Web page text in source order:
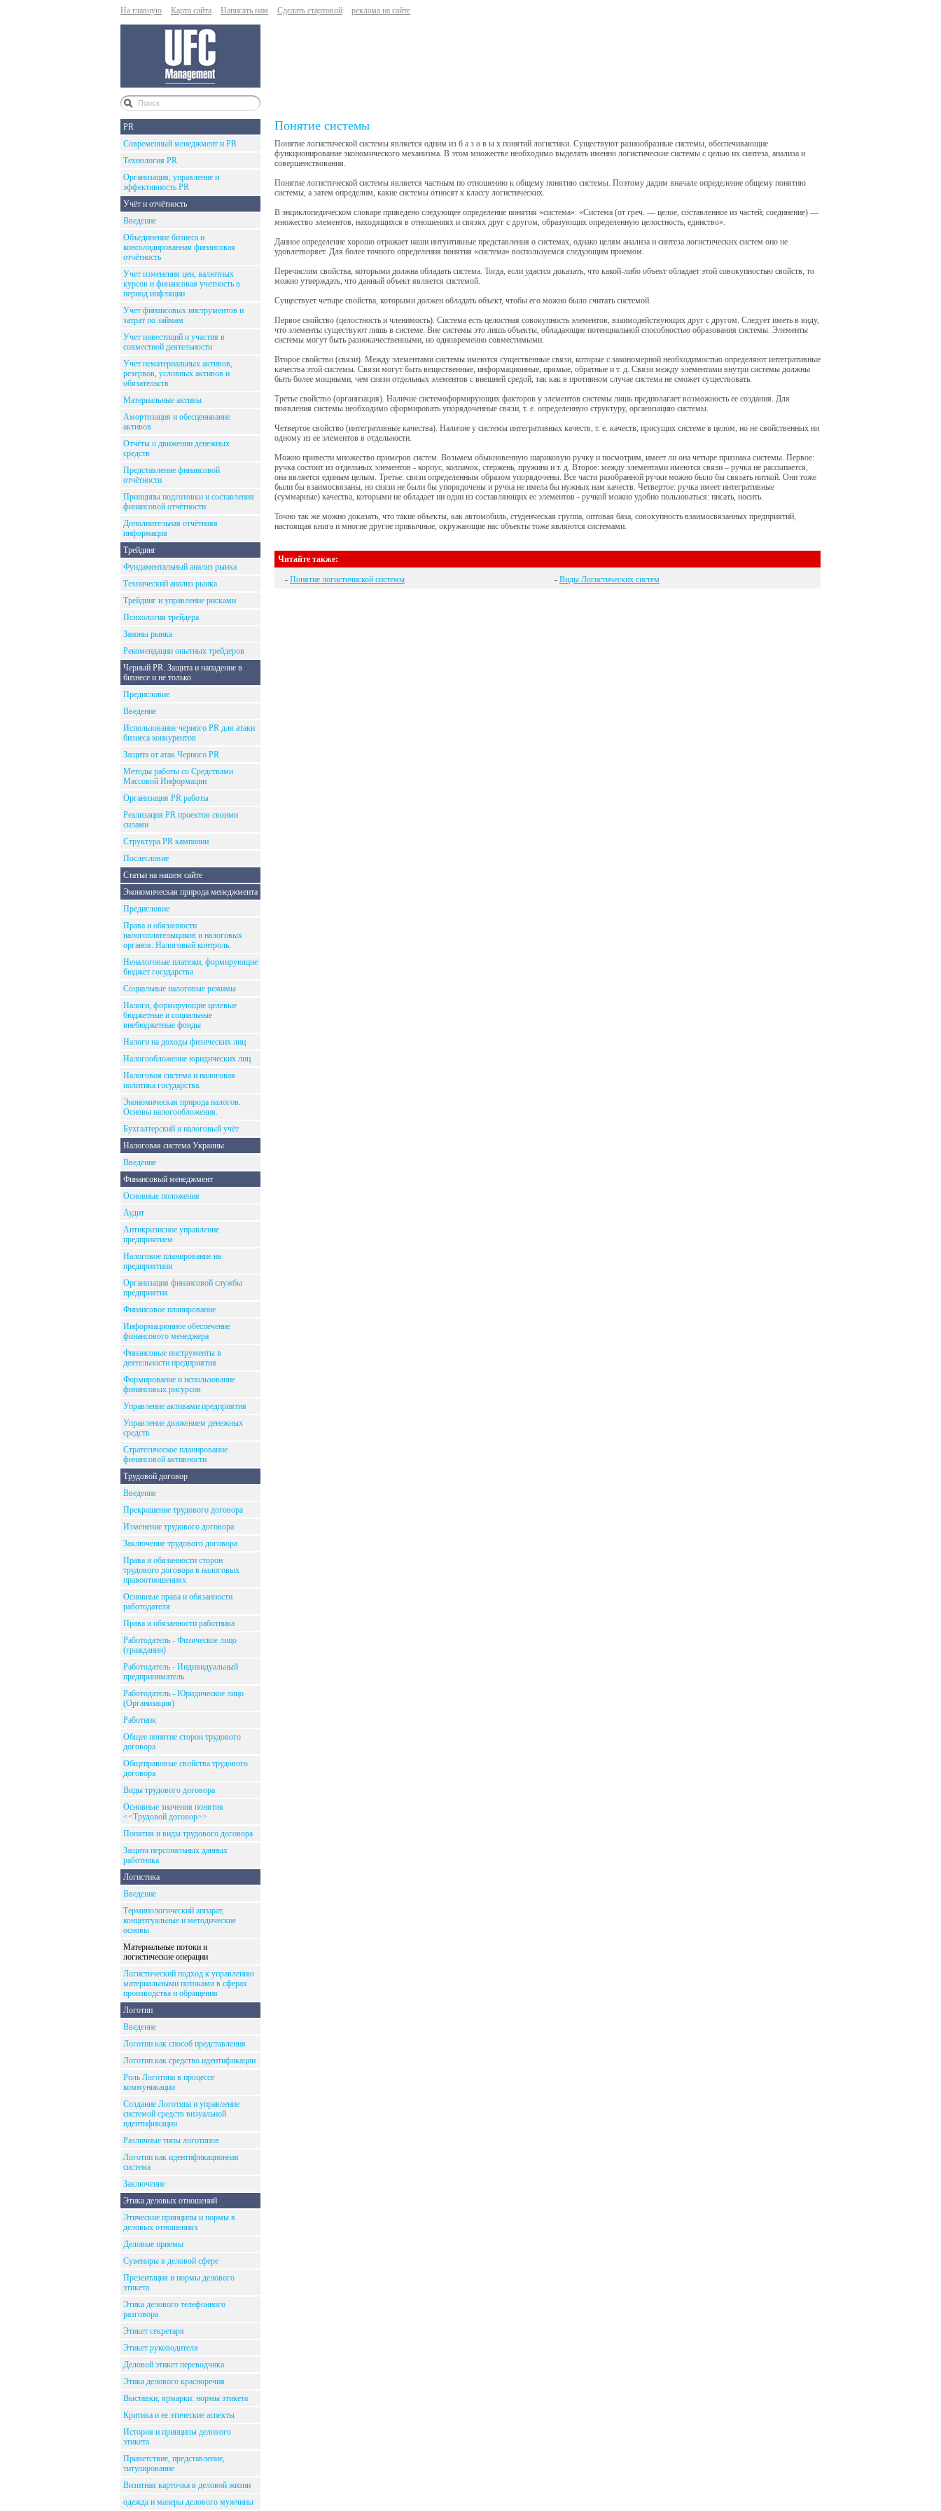
На главную Карта сайта Написать нам Сделать стартовой реклама на сайте
PR
Современный менеджмент и PR
Технология PR
Организация, управление и
эффективность PR
Учёт и отчётность
Введение
Объединение бизнеса и
консолидированная финансовая
отчётность
Учет изменения цен, валютных
курсов и финансовая учетность в
период инфляции
Учет финансовых инструментов и
затрат по займам
Учет инвестиций и участия в
совместной деятельности
Учет нематериальных активов,
резервов, условных активов и
обязательств
Материальные активы
Амортизация и обесценивание
активов
Отчёты о движении денежных
средств
Представление финансовой
отчётности
Принципы подготовки и составления
финансовой отчётности
Дополнительная отчётнаяя
информация
Трейдинг
Фундаментальный анализ рынка
Технический анализ рынка
Трейдинг и управление рисками
Психология трейдера
Законы рынка
Рекомендации опытных трейдеров
Черный PR. Защита и нападение в
бизнесе и не только
Предисловие
Введение
Использование черного PR для атаки
бизнеса конкурентов
Защита от атак Черного PR
Методы работы со Средствами
Массовой Информации
Организация PR работы
Реализация PR проектов своими
силами
Структура PR кампании
Послесловие
Статьи на нашем сайте
Экономическая природа менеджмента
Предисловие
Права и обязанности
налогоплательщиков и налоговых
органов. Налоговый контроль.
Неналоговые платежи, формирующие
бюджет государства
Социальные налоговые режимы
Налоги, формирующие целевые
бюджетные и социальные
внебюджетные фонды
Налоги на доходы физических лиц
Налогообложение юридических лиц
Налоговоя система и налоговая
политика государства.
Экономическая природа налогов.
Основы налогообложения.
Бухгалтерский и налоговый учёт
Налоговая система Украины
Введение
Финансовый менеджмент
Основные положения
Аудит
Антикризисное управление
предприятием
Налоговое планирование на
предприятиии
Организация финансовой службы
предприятия
Финансовое планирование
Информационное обеспечение
финансового менеджера
Финансовые инструменты в
деятельности предприятия
Формирование и использование
финансовых рисурсов
Управление активами предприятия
Управление движением денежных
средств
Стратегическое планирование
финансовой активности
Трудовой договор
Введение
Прекращение трудового договора
Изменение трудового договора
Заключение трудового договора
Права и обязанности сторон
трудового договора в налоговых
правоотношениях
Основные права и обязанности
работодателя
Права и обязанности работника
Работодатель - Физическое лицо
(гражданин)
Работодатель - Индивидуальный
предприниматель
Работодатель - Юридическое лицо
(Организация)
Работник
Общее понятие сторон трудового
договора
Общеправовые свойства трудового
договора
Виды трудового договора
Основные значения понятия
<<Трудовой договор>>
Понятия и виды трудового договора
Защита персональных данных
работника
Логистика
Введение
Терминологический аппарат,
концептуальные и методические
основы
Материальные потоки и
логистические операции
Логистический подход к управлению
материальными потоками в сферах
производства и обращения
Логотип
Введение
Логотип как способ представления
Логотип как средство идентификации
Роль Логотипа в процессе
коммуникации
Создание Логотипа и управление
системой средств визуальной
идентификации
Различные типы логотипов
Логотип как идентификационная
система
Заключение
Этика деловых отношений
Этические принципы и нормы в
деловых отношениях
Деловые приемы
Сувениры в деловой сфере
Презентация и нормы делового
этикета
Этика делового телефонного
разговора
Этикет секретаря
Этикет руководителя
Деловой этикет переводчика
Этика делового красноречия
Выставки, ярмарки: нормы этикета
Критика и ее этические аспекты
История и принципы делового
этикета
Приветствие, представление,
титулирование
Визитная карточка в деловой жизни
одежда и манеры делового мужчины
Понятие системы
Понятие логистической системы является одним из б а з о в ы х понятий логистики. Существуют разнообразные системы, обеспечивающие
функционирование экономического механизма. В этом множестве необходимо выделять именно логистические системы с целью их синтеза, анализа и
совершенствования.
Понятие логистической системы является частным по отношению к общему понятию системы. Поэтому дадим вначале определение общему понятию
системы, а затем определим, какие системы относят к классу логистических.
В энциклопедическом словаре приведено следующее определение понятия «система»: «Система (от греч. — целое, составленное из частей; соединение) —
множество элементов, находящихся в отношениях и связях друг с другом, образующих определенную целостность, единство».
Данное определение хорошо отражает наши интуитивные представления о системах, однако целям анализа и синтеза логистических систем оно не
удовлетворяет. Для более точного определения понятия «система» воспользуемся следующим приемом.
Перечислим свойства, которыми должна обладать система. Тогда, если удастся доказать, что какой-либо объект обладает этой совокупностью свойств, то
можно утверждать, что данный объект является системой.
Существует четыре свойства, которыми должен обладать объект, чтобы его можно было считать системой.
Первое свойство (целостность и членимость). Система есть целостная совокупность элементов, взаимодействующих друг с другом. Следует иметь в виду,
что элементы существуют лишь в системе. Вне системы это лишь объекты, обладающие потенциальной способностью образования системы. Элементы
системы могут быть разнокачественными, но одновременно совместимыми.
Второе свойство (связи). Между элементами системы имеются существенные связи, которые с закономерной необходимостью определяют интегративные
качества этой системы. Связи могут быть вещественные, информационные, прямые, обратные и т. д. Связи между элементами внутри системы должны
быть более мощными, чем связи отдельных элементов с внешней средой, так как в противном случае система не сможет существовать.
Третье свойство (организация). Наличие системоформирующих факторов у элементов системы лишь предполагает возможность ее создания. Для
появления системы необходимо сформировать упорядоченные связи, т. е. определенную структуру, организацию системы.
Четвертое свойство (интегративные качества). Наличие у системы интегративных качеств, т. е. качеств, присущих системе в целом, но не свойственных ни
одному из ее элементов в отдельности.
Можно привести множество примеров систем. Возьмем обыкновенную шариковую ручку и посмотрим, имеет ли она четыре признака системы. Первое:
ручка состоит из отдельных элементов - корпус, колпачок, стержень, пружина и т. д. Второе: между элементами имеются связи – ручка не рассыпается,
она является единым целым. Третье: связи определенным образом упорядочены. Все части разобранной ручки можно было бы связать ниткой. Они тоже
были бы взаимосвязаны, но связи не были бы упорядочены и ручка не имела бы нужных нам качеств. Четвертое: ручка имеет интегративные
(суммарные) качества, которыми не обладает ни один из составляющих ее элементов - ручкой можно удобно пользоваться: писать, носить.
Точно так же можно доказать, что такие объекты, как автомобиль, студенческая группа, оптовая база, совокупность взаимосвязанных предприятий,
настоящая книга и многие другие привычные, окружающие нас объекты тоже являются системами.
Читайте также:
- Понятие логистичиской системы - Виды Логистических систем